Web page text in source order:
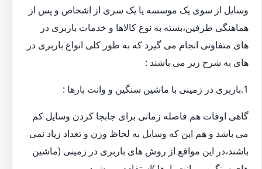
وسایل از سوی یک موسسه یا یک سری از اشخاص و پس از
هماهنگی طرفین،بسته به نوع کالاها و خدمات باربری در
های متفاوتی انجام می گیرد که به طور کلی انواع باربری در
های به شرح زیر می باشند :
1.باربری در زمینی با ماشین سنگین و وانت بارها :
گاهی اوقات هم فاصله زمانی برای جابجا کردن وسایل کم
می باشد و هم این که وسایل به لحاظ وزن و تعداد زیاد نمی
باشند،در این مواقع از روش های باربری در زمینی (ماشین